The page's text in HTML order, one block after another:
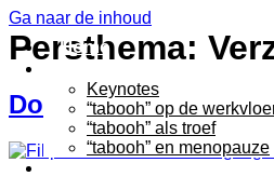
Ga naar de inhoud
Home
Keynotes
“tabooh” op de
“tabooh” als troef
“tabooh” en menopauze
Persthema:
Doodzwijgen van de